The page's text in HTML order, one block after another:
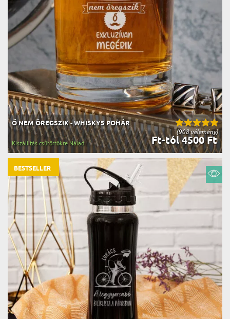
(908 vélemény)
Ő NEM ÖREGSZIK - WHISKYS POHÁR
Ft-tól 4500 Ft
Kiszállítás csütörtökre Nálad
BESTSELLER